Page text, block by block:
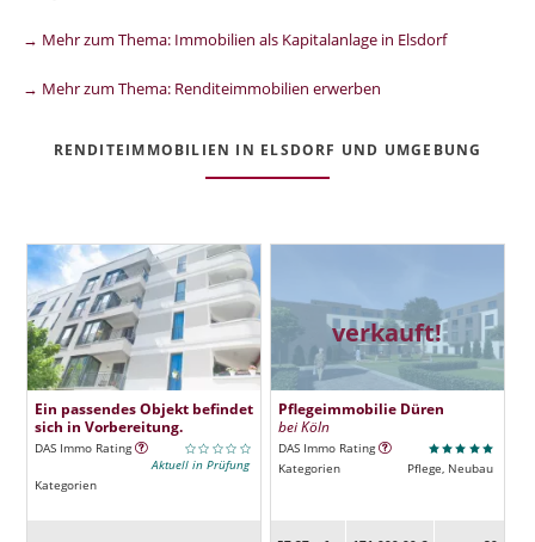
→ Mehr zum Thema: Immobilien als Kapitalanlage in Elsdorf
→ Mehr zum Thema: Renditeimmobilien erwerben
RENDITEIMMOBILIEN IN ELSDORF UND UMGEBUNG
Ein passendes Objekt befindet
sich in Vorbereitung.
DAS Immo Rating
Aktuell in Prüfung
Kategorien
verkauft!
Pflegeimmobilie Düren
bei Köln
DAS Immo Rating
Kategorien
Pflege, Neubau